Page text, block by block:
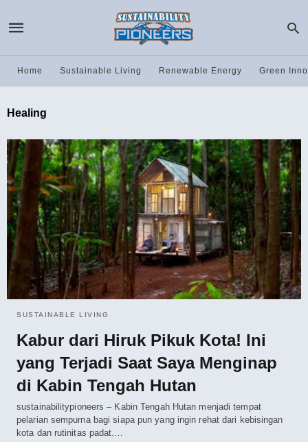
Home Sustainable Living Renewable Energy Green
Healing
SUSTAINABLE LIVING
Kabur dari Hiruk Pikuk Kota! Ini
yang Terjadi Saat Saya Menginap
di Kabin Tengah Hutan
sustainabilitypioneers – Kabin Tengah Hutan menjadi tempat
pelarian sempurna bagi siapa pun yang ingin rehat dari kebisingan
kota dan rutinitas padat.…